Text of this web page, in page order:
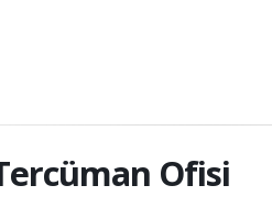
Ofisi